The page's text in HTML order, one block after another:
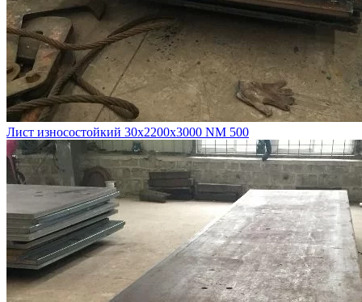
Лист износостойкий 30х2200х3000 NM 500